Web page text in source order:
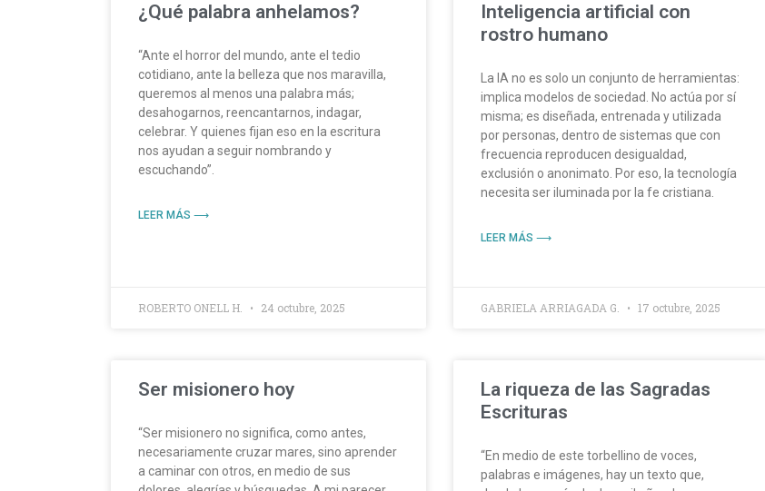
¿Qué palabra anhelamos?
“Ante el horror del mundo, ante el tedio
cotidiano, ante la belleza que nos maravilla,
queremos al menos una palabra más;
desahogarnos, reencantarnos, indagar,
celebrar. Y quienes fijan eso en la escritura
nos ayudan a seguir nombrando y
escuchando”.
LEER MÁS ⟶
ROBERTO ONELL H. 24 octubre, 2025
Inteligencia artificial con
rostro humano
La IA no es solo un conjunto de herramientas:
implica modelos de sociedad. No actúa por sí
misma; es diseñada, entrenada y utilizada
por personas, dentro de sistemas que con
frecuencia reproducen desigualdad,
exclusión o anonimato. Por eso, la tecnología
necesita ser iluminada por la fe cristiana.
LEER MÁS ⟶
GABRIELA ARRIAGADA G. 17 octubre, 2025
Ser misionero hoy
“Ser misionero no significa, como antes,
necesariamente cruzar mares, sino aprender
a caminar con otros, en medio de sus
La riqueza de las Sagradas
Escrituras
“En medio de este torbellino de voces,
palabras e imágenes, hay un texto que,